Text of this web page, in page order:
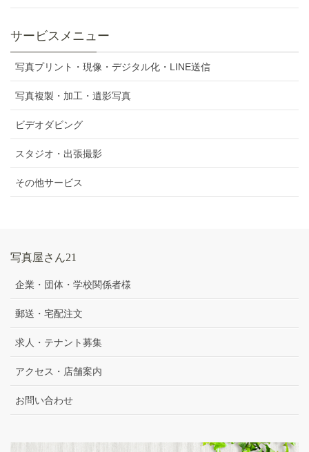
サービスメニュー
写真プリント・現像・デジタル化・LINE送信
写真複製・加工・遺影写真
ビデオダビング
スタジオ・出張撮影
その他サービス
写真屋さん21
企業・団体・学校関係者様
郵送・宅配注文
求人・テナント募集
アクセス・店舗案内
お問い合わせ